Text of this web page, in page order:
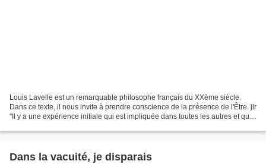
Louis Lavelle est un remarquable philosophe français du XXème siècle.
Dans ce texte, il nous invite à prendre conscience de la présence de l'Être. jlr
"Il y a une expérience initiale qui est impliquée dans toutes les autres et qui
Dans la vacuité, je disparais